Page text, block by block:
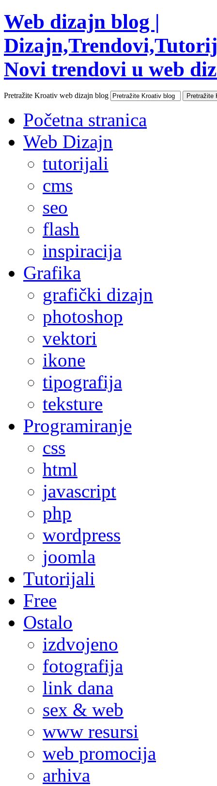
Web dizajn blog |
Novi trendovi u web
Pretražite Kroativ web dizajn blog
Početna stranica
Web Dizajn
tutorijali
cms
seo
flash
inspiracija
Grafika
grafički dizajn
photoshop
vektori
ikone
tipografija
teksture
Programiranje
css
html
javascript
php
wordpress
joomla
Tutorijali
Free
Ostalo
izdvojeno
fotografija
link dana
sex & web
www resursi
web promocija
arhiva